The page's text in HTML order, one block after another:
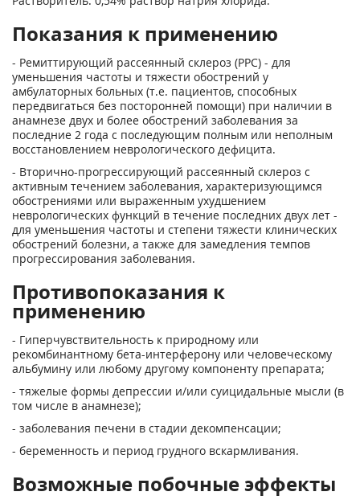
Показания к применению
- Ремиттирующий рассеянный склероз (РРС) - для
уменьшения частоты и тяжести обострений у
амбулаторных больных (т.е. пациентов, способных
передвигаться без посторонней помощи) при наличии в
анамнезе двух и более обострений заболевания за
последние 2 года с последующим полным или неполным
восстановлением неврологического дефицита.
- Вторично-прогрессирующий рассеянный склероз с
активным течением заболевания, характеризующимся
обострениями или выраженным ухудшением
неврологических функций в течение последних двух лет -
для уменьшения частоты и степени тяжести клинических
обострений болезни, а также для замедления темпов
прогрессирования заболевания.
Противопоказания к
применению
- Гиперчувствительность к природному или
рекомбинантному бета-интерферону или человеческому
альбумину или любому другому компоненту препарата;
- тяжелые формы депрессии и/или суицидальные мысли (в
том числе в анамнезе);
- заболевания печени в стадии декомпенсации;
- беременность и период грудного вскармливания.
Возможные побочные эффекты